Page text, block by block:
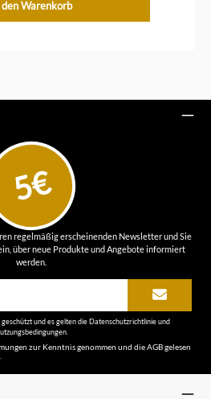
den Warenkorb
5€
regelmäßig erscheinenden Newsletter und Sie
über neue Produkte und Angebote informiert
werden.
und es gelten die Datenschutzrichtlinieund
.
zur Kenntnis genommen und dieAGBgelesen